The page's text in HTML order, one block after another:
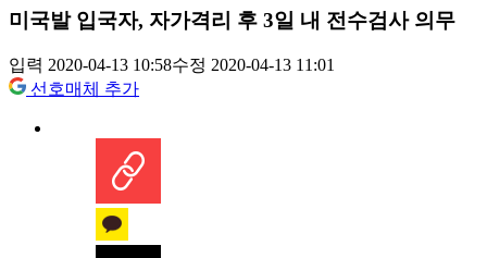
미국발 입국자, 자가격리 후 3일 내 전수검사 의무
입력 2020-04-13 10:58수정 2020-04-13 11:01
선호매체 추가